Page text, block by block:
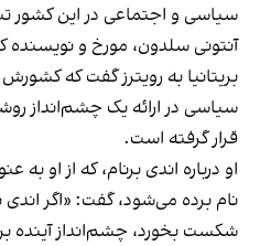
سیاسی و اجتماعی در این کشور
آنتونی سلدون، مورخ و نویسنده
بریتانیا به رویترز گفت که
سیاسی در ارائه یک چشم‌انداز
قرار گرفته است.
او درباره اندی برنام، که از او
نام برده می‌شود، گفت: «اگر
شکست بخورد، چشم‌انداز آینده